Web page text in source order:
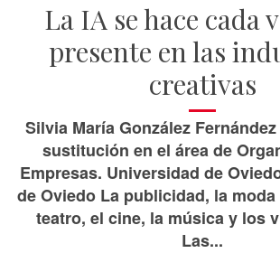
La IA se hace cada
presente en las
creativas
Silvia María González
sustitución en el área de
Empresas. Universidad de
de Oviedo La publicidad, la
teatro, el cine, la música y los
Las...